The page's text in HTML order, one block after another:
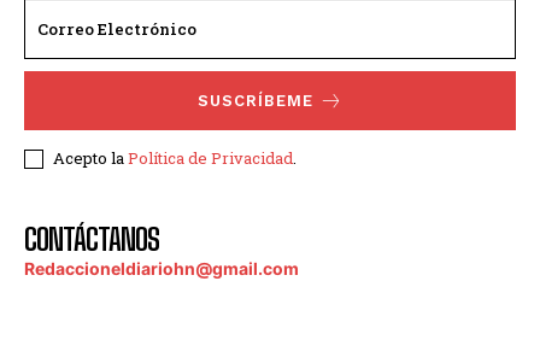
SUSCRÍBEME
Acepto laPolítica de Privacidad.
CONTÁCTANOS
Redaccioneldiariohn@gmail.com